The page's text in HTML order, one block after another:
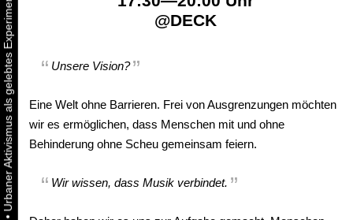
•
@DECK
Unsere Vision?
Eine Welt ohne Barrieren. Frei von Ausgrenzungen möchten
wir es ermöglichen, dass Menschen mit und ohne
Behinderung ohne Scheu gemeinsam feiern.
Wir wissen, dass Musik verbindet.